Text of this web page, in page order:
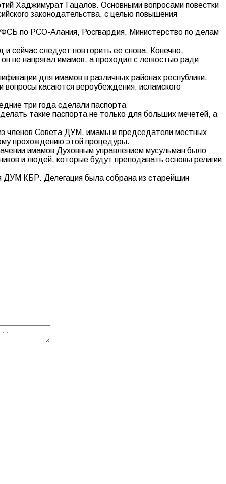
Хаджимурат Гацалов. Основными вопросами повестки
законодательства, с целью повышения
по РСО-Алания, Росгвардия, Министерство по делам
сейчас следует повторить ее снова. Конечно,
не напрягал имамов, а проходил с легкостью ради
для имамов в различных районах республики.
касаются вероубеждения, исламского
три года сделали паспорта
такие паспорта не только для больших мечетей, а
членов Совета ДУМ, имамы и председатели местных
прохождению этой процедуры.
имамов Духовным управлением мусульман было
и людей, которые будут преподавать основы религии
ДУМ КБР. Делегация была собрана из старейшин